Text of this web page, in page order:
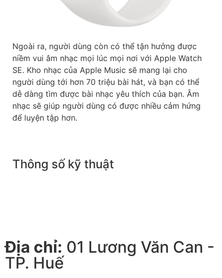
Ngoài ra, người dùng còn có thể tận hưởng được
niềm vui âm nhạc mọi lúc mọi nơi với Apple Watch
SE. Kho nhạc của Apple Music sẽ mang lại cho
người dùng tới hơn 70 triệu bài hát, và bạn có thể
dễ dàng tìm được bài nhạc yêu thích của bạn. Âm
nhạc sẽ giúp người dùng có được nhiều cảm hứng
để luyện tập hơn.
Thông số kỹ thuật
Địa chỉ: 01 Lương Văn Can -
TP. Huế